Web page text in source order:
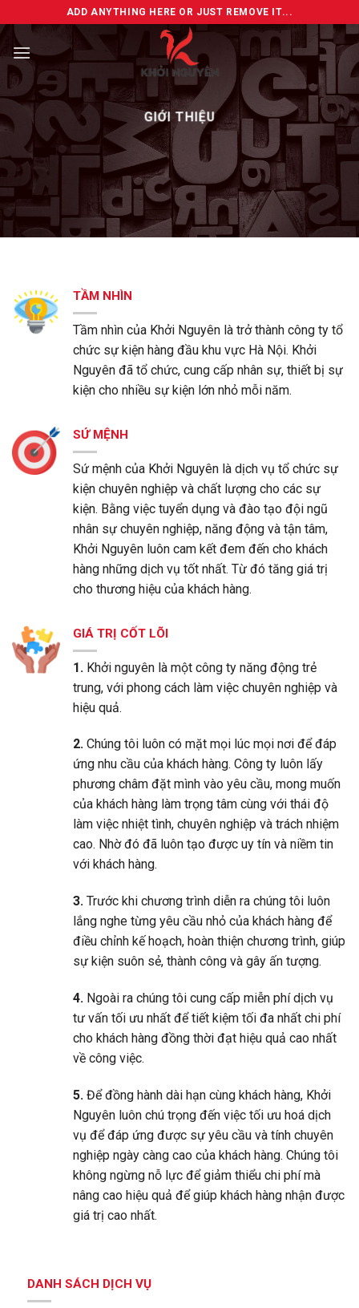
to
content
ADD ANYTHING HERE OR JUST REMOVE IT...
GIỚI THIỆU
TẦM NHÌN
Tầm nhìn của Khởi Nguyên là trở thành công ty tổ
chức sự kiện hàng đầu khu vực Hà Nội. Khởi
Nguyên đã tổ chức, cung cấp nhân sự, thiết bị sự
kiện cho nhiều sự kiện lớn nhỏ mỗi năm.
SỨ MỆNH
Sứ mệnh của Khởi Nguyên là dịch vụ tổ chức sự
kiện chuyên nghiệp và chất lượng cho các sự
kiện. Bằng việc tuyển dụng và đào tạo đội ngũ
nhân sự chuyên nghiệp, năng động và tận tâm,
Khởi Nguyên luôn cam kết đem đến cho khách
hàng những dịch vụ tốt nhất. Từ đó tăng giá trị
cho thương hiệu của khách hàng.
GIÁ TRỊ CỐT LÕI
1. Khởi nguyên là một công ty năng động trẻ
trung, với phong cách làm việc chuyên nghiệp và
hiệu quả.
2. Chúng tôi luôn có mặt mọi lúc mọi nơi để đáp
ứng nhu cầu của khách hàng. Công ty luôn lấy
phương châm đặt mình vào yêu cầu, mong muốn
của khách hàng làm trọng tâm cùng với thái độ
làm việc nhiệt tình, chuyên nghiệp và trách nhiệm
cao. Nhờ đó đã luôn tạo được uy tín và niềm tin
với khách hàng.
3. Trước khi chương trình diễn ra chúng tôi luôn
lắng nghe từng yêu cầu nhỏ của khách hàng để
điều chỉnh kế hoạch, hoàn thiện chương trình, giúp
sự kiện suôn sẻ, thành công và gây ấn tượng.
4. Ngoài ra chúng tôi cung cấp miễn phí dịch vụ
tư vấn tối ưu nhất để tiết kiệm tối đa nhất chi phí
cho khách hàng đồng thời đạt hiệu quả cao nhất
về công việc.
5. Để đồng hành dài hạn cùng khách hàng, Khởi
Nguyên luôn chú trọng đến việc tối ưu hoá dịch
vụ để đáp ứng được sự yêu cầu và tính chuyên
nghiệp ngày càng cao của khách hàng. Chúng tôi
không ngừng nỗ lực để giảm thiểu chi phí mà
nâng cao hiệu quả để giúp khách hàng nhận được
giá trị cao nhất.
DANH SÁCH DỊCH VỤ